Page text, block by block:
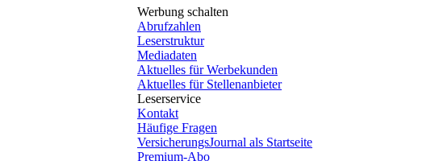
Werbung schalten
Abrufzahlen
Leserstruktur
Mediadaten
Aktuelles für Werbekunden
Aktuelles für Stellenanbieter
Leserservice
Kontakt
Häufige Fragen
VersicherungsJournal als Startseite
Premium-Abo